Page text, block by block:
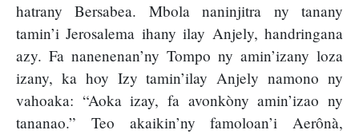
hatrany Bersabea. Mbola naninjitra ny tanany
tamin’i Jerosalema ihany ilay Anjely, handringana
azy. Fa nanenenan’ny Tompo ny amin’izany loza
izany, ka hoy Izy tamin’ilay Anjely namono ny
vahoaka: “Aoka izay, fa avonkòny amin’izao ny
tananao.” Teo akaikin’ny famoloan’i Aerônà,